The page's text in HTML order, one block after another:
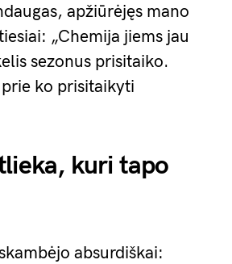
apžiūrėjęs mano
„Chemija jiems jau
sezonus prisitaiko.
ko prisitaikyti
kuri tapo
absurdiškai: